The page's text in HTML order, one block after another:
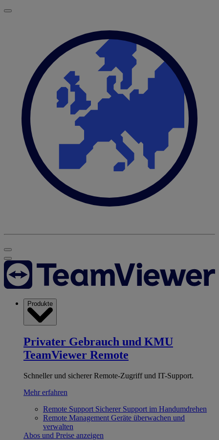
Produkte
Privater Gebrauch und KMU
TeamViewer Remote
Schneller und sicherer Remote-Zugriff und IT-Support.
Mehr erfahren
Remote Support Sicherer Support im Handumdrehen
Remote Management Geräte überwachen und
verwalten
Abos und Preise anzeigen